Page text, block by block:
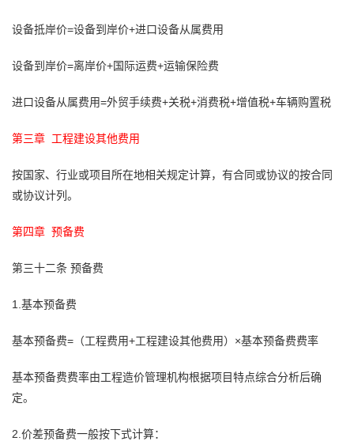
设备抵岸价=设备到岸价+进口设备从属费用
设备到岸价=离岸价+国际运费+运输保险费
进口设备从属费用=外贸手续费+关税+消费税+增值税+车辆购置税
第三章 工程建设其他费用
按国家、行业或项目所在地相关规定计算，有合同或协议的按合同
或协议计列。
第四章 预备费
第三十二条 预备费
1.基本预备费
基本预备费=（工程费用+工程建设其他费用）×基本预备费费率
基本预备费费率由工程造价管理机构根据项目特点综合分析后确
定。
2.价差预备费一般按下式计算：